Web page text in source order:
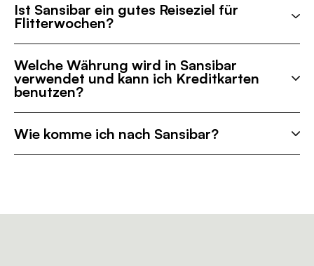
Ist Sansibar ein gutes Reiseziel für
Flitterwochen?
Welche Währung wird in Sansibar
verwendet und kann ich Kreditkarten
benutzen?
Wie komme ich nach Sansibar?